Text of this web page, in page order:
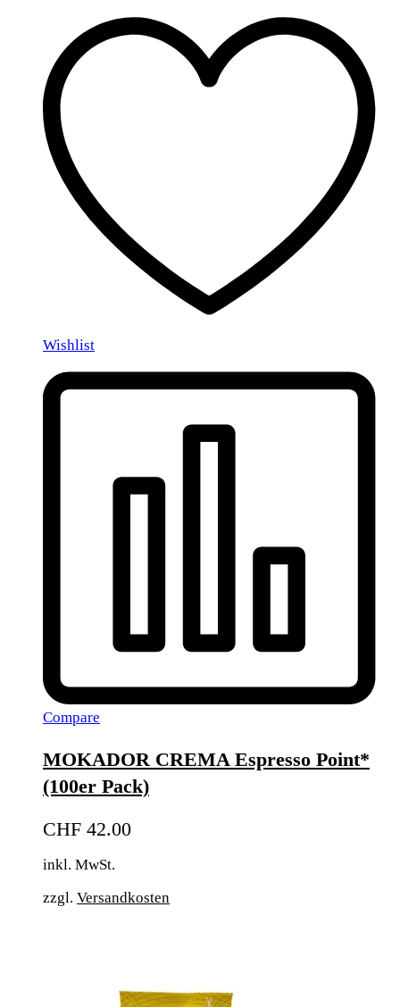
Wishlist
Compare
MOKADOR CREMA Espresso Point*
(100er Pack)
CHF 42.00
inkl. MwSt.
zzgl. Versandkosten